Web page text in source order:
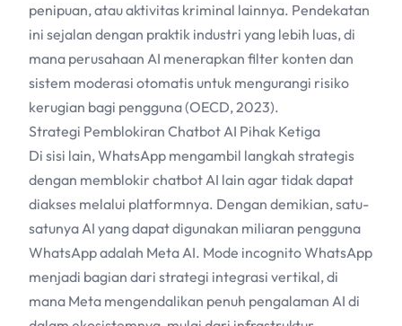
penipuan, atau aktivitas kriminal lainnya. Pendekatan
ini sejalan dengan praktik industri yang lebih luas, di
mana perusahaan AI menerapkan filter konten dan
sistem moderasi otomatis untuk mengurangi risiko
kerugian bagi pengguna (OECD, 2023).
Strategi Pemblokiran ChatbotAI Pihak Ketiga
Di sisi lain, WhatsApp mengambil langkah strategis
dengan memblokir chatbotAI lain agar tidak dapat
diakses melalui platformnya. Dengan demikian, satu-
satunyaAI yang dapat digunakan miliaran pengguna
WhatsApp adalah MetaAI. Mode incognito WhatsApp
menjadi bagian dari strategi integrasi vertikal, di
mana Meta mengendalikan penuh pengalaman AI di